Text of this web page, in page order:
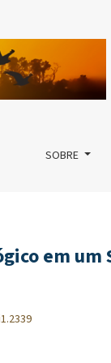
SOBRE
em um